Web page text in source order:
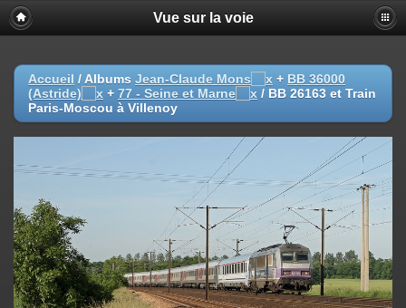
Vue sur la voie
Accueil / Albums Jean-Claude Mons + BB 36000
(Astride)
+ 77 - Seine et Marne / BB 26163 et Train
Paris-Moscou à Villenoy